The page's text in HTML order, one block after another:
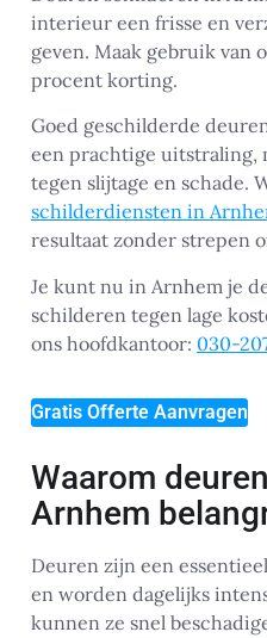
interieur een frisse en
geven. Maak gebruik van
procent korting.
Goed geschilderde
een prachtige uitstraling,
tegen slijtage en schade.
schilderdiensten in
resultaat zonder strepen
Je kunt nu in Arnhem je
schilderen tegen lage
ons hoofdkantoor: 030-
Gratis Offerte Aanvragen
Waarom
Arnhem
Deuren zijn een
en worden dagelijks
kunnen ze snel